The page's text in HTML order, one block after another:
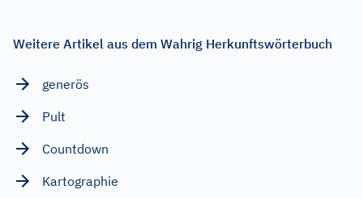
Weitere Artikel aus dem Wahrig Herkunftswörterbuch
generös
Pult
Countdown
Kartographie